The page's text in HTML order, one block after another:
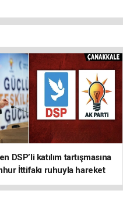
DSP’li katılım tartışmasına
İttifakı ruhuyla hareket